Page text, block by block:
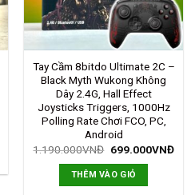
Tay Cầm 8bitdo Ultimate 2C –
Black Myth Wukong Không
Dây 2.4G, Hall Effect
Joysticks Triggers, 1000Hz
Polling Rate Chơi FCO, PC,
Android
1.190.000VNĐ 699.000VNĐ
THÊM VÀO GIỎ